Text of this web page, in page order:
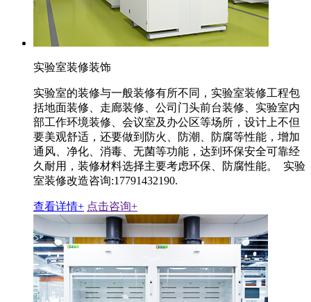
实验室装修装饰
实验室的装修与一般装修有所不同，实验室装修工程包
括地面装修、走廊装修、公司门头前台装修、实验室内
部工作环境装修、会议室及办公区等场所，设计上不但
要美观舒适，还要做到防火、防潮、防腐等性能，增加
通风、净化、消毒、无菌等功能，达到环保安全可靠经
久耐用，装修材料选择主要考虑环保、防腐性能。 实验
室装修改造咨询:17791432190.
查看详情+ 点击咨询+